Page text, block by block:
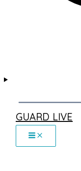
GUARD LIVE